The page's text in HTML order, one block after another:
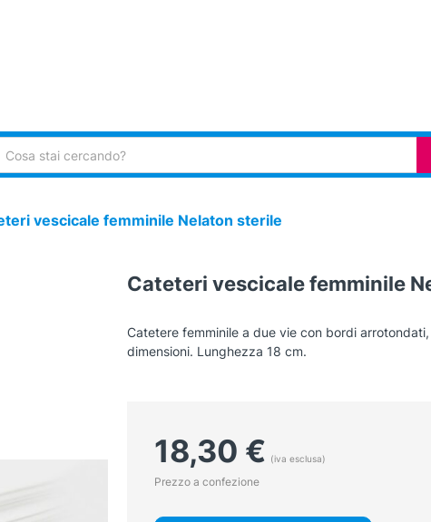
vescicale femminile Nelaton sterile
Cateteri vescicale femminile
Catetere femminile a due vie con bordi
dimensioni. Lunghezza 18 cm.
18,30 € (iva esclusa)
Prezzo a confezione